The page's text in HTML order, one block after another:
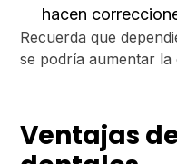
hacen
Recuerda que
se podría aumentar la
Ventajas